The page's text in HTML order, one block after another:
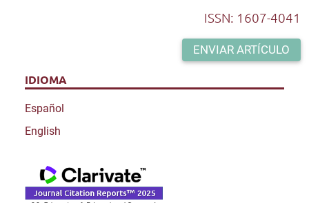
ISSN: 1607-4041
ENVIAR ARTÍCULO
IDIOMA
Español
English